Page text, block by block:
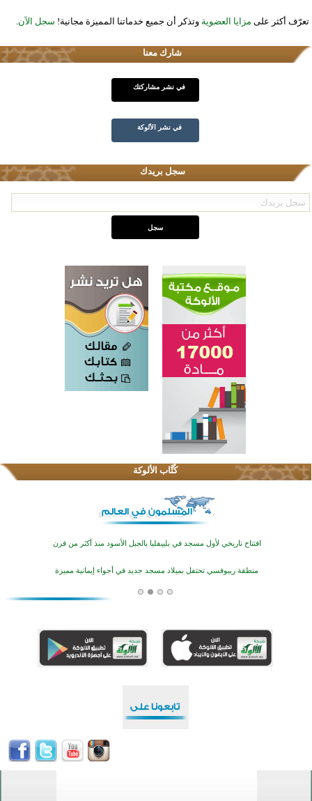
تعرّف أكثر على مزايا العضوية وتذكر أن جميع خدماتنا المميزة مجانية! سجل الآن.
شارك معنا
في نشر مشاركتك
في نشر الألوكة
سجل بريدك
كُتَّاب الألوكة
اختتام الدورة التاسعة لمسابقة حفظ وتلاوة القرآن الكريم في أزناكاييف
تيسليتش تختتم برنامجا تعليميا لتعزيز القيم وبناء الشخصية للشباب المسلمين
اختتام منافسات قرآنية متميزة في بنغلاديش بمشاركة 3000 متسابق
أكبر مشروع إسلامي في ريف أستراليا يفتتح أبوابه بعد سنوات من العمل والعطاء
اختتام الدورة التاسعة لمسابقة حفظ وتلاوة القرآن الكريم في أزناكاييف